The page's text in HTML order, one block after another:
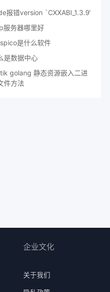
报错version `CXXABI_1.3.9‘
服务器哪里好
是什么软件
是数据中心
golang 静态资源嵌入二进
件方法
企业文化
关于我们